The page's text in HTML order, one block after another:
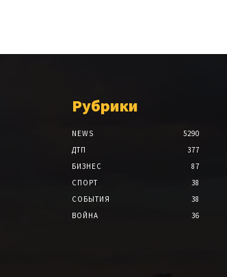
Рубрики
NEWS
5290
ДТП
377
БИЗНЕС
87
СПОРТ
38
СОБЫТИЯ
38
ВОЙНА
36